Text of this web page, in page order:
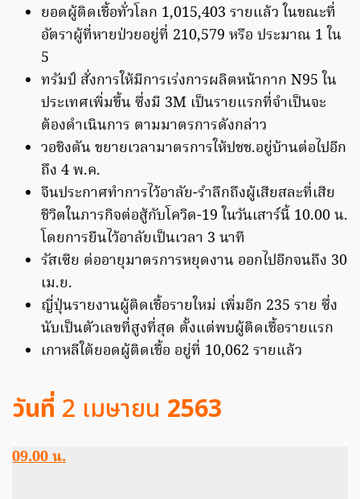
ยอดผู้ติดเชื้อทั่วโลก 1,015,403 รายแล้ว ในขณะที่
อัตราผู้ที่หายป่วยอยู่ที่ 210,579 หรือ ประมาณ 1 ใน
5
ทรัมป์ สั่งการให้มีการเร่งการผลิตหน้ากาก N95 ใน
ประเทศเพิ่มขึ้น ซึ่งมี 3M เป็นรายแรกที่จำเป็นจะ
ต้องดำเนินการ ตามมาตรการดังกล่าว
วอชิงตัน ขยายเวลามาตรการให้ปชช.อยู่บ้านต่อไปอีก
ถึง 4 พ.ค.
จีนประกาศทำการไว้อาลัย-รำลึกถึงผู้เสียสละที่เสีย
ชีวิตในภารกิจต่อสู้กับโควิด-19 ในวันเสาร์นี้ 10.00 น.
โดยการยืนไว้อาลัยเป็นเวลา 3 นาที
รัสเซีย ต่ออายุมาตรการหยุดงาน ออกไปอีกจนถึง 30
เม.ย.
ญี่ปุ่นรายงานผู้ติดเชื้อรายใหม่ เพิ่มอีก 235 ราย ซึ่ง
นับเป็นตัวเลขที่สูงที่สุด ตั้งแต่พบผู้ติดเชื้อรายแรก
เกาหลีใต้ยอดผู้ติดเชื้อ อยู่ที่ 10,062 รายแล้ว
วันที่ 2 เมษายน 2563
09.00 น.